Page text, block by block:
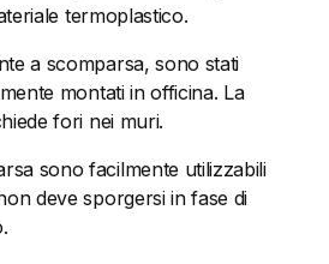
termoplastico.
a scomparsa, sono stati
montati in officina. La
fori nei muri.
sono facilmente utilizzabili
deve sporgersi in fase di